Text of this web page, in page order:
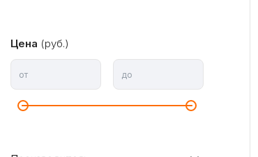
Цена (руб.)
от до